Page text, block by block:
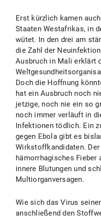
Erst kürzlich kamen
Staaten Westafrikas, in
wütet. In den drei am
die Zahl der
Ausbruch in Mali erklärt
Doch die Hoffnung
hat ein Ausbruch noch
jetzige, noch nie ein so
noch immer verläuft in
Infektionen tödlich. Ein
gegen Ebola gibt es
Wirkstoffkandidaten.
hämorrhagisches Fieber
innere Blutungen und
Multiorganversagen.
Wie sich das Virus
anschließend den